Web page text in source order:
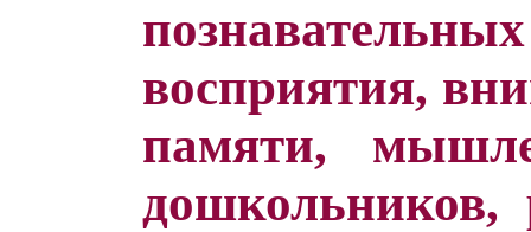
восприятия,
памяти,
дошкольников,